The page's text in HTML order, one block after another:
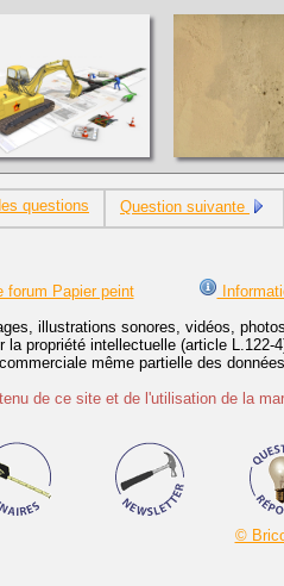
questions Question suivante
forum Papier peint
illustrations sonores, vidéos,
propriété intellectuelle (article L.122-
même partielle des
de ce site et de l'utilisation de la
©